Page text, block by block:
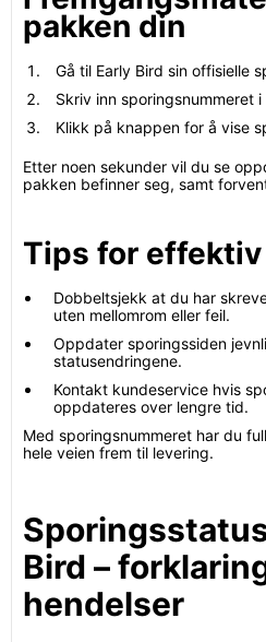
pakken din
Gå til Early Bird sin offisielle
Skriv inn sporingsnummeret
Klikk på knappen for å vise
Etter noen sekunder vil du se
pakken befinner seg, samt
Tips for
Dobbeltsjekk at du har
uten mellomrom eller feil.
Oppdater sporingssiden
statusendringene.
Kontakt kundeservice hvis
oppdateres over lengre tid.
Med sporingsnummeret har du
hele veien frem til levering.
Bird –
hendelser